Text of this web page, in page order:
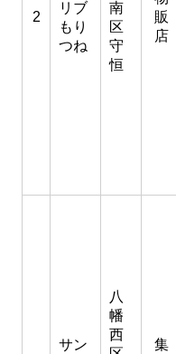
2
リブ
もり
つね
南
区
守
恒
販
店
サン
八
幡
西
集